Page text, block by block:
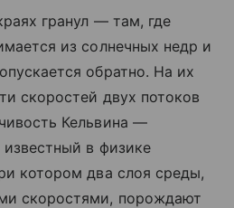
гранул — там, где
из солнечных недр и
обратно. На их
скоростей двух потоков
Кельвина —
в физике
котором два слоя среды,
скоростями, порождают